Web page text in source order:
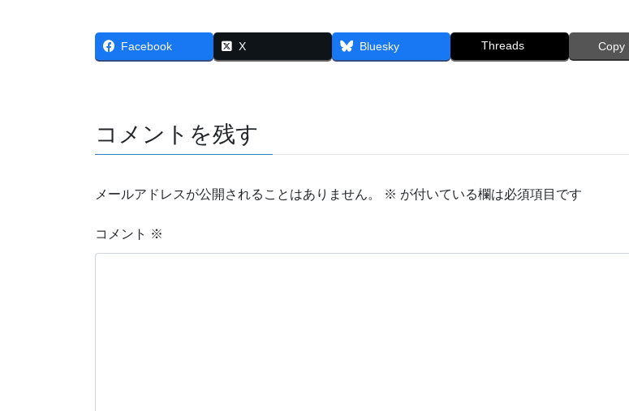
Facebook X Bluesky Threads Copy
コメントを残す
メールアドレスが公開されることはありません。 ※ が付いている欄は必須項目です
コメント ※